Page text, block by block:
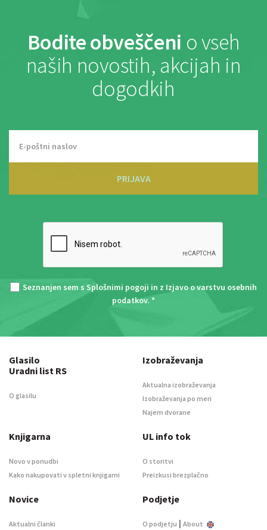
Bodite obveščeni o vseh
naših novostih, akcijah in
dogodkih
PRIJAVA
Seznanjen sem s Splošnimi pogoji in z Izjavo o varstvu osebnih
podatkov. *
Glasilo
Uradni list RS
O glasilu
Izobraževanja
Aktualna izobraževanja
Izobraževanja po meri
Najem dvorane
Knjigarna
Novo v ponudbi
Kako nakupovati v spletni knjigarni
UL info tok
O storitvi
Preizkusi brezplačno
Novice
Aktualni članki
Podjetje
O podjetju | About